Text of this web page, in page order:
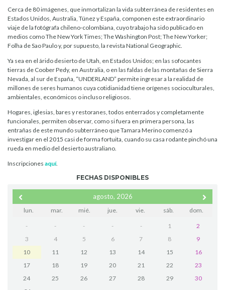
Cerca de 80 imágenes, que inmortalizan la vida subterránea de residentes en
Estados Unidos, Australia, Túnez y España, componen este extraordinario
viaje de la fotógrafa chileno-colombiana, cuyo trabajo ha sido publicado en
medios como The New York Times; The Washington Post; The New Yorker;
Folha de Sao Paulo y, por supuesto, la revista National Geographic.
Ya sea en el árido desierto de Utah, en Estados Unidos; en las sofocantes
tierras de Coober Pedy, en Australia, o en las faldas de las montañas de Sierra
Nevada, al sur de España, “UNDERLAND” permite ingresar a la realidad de
millones de seres humanos cuya cotidianidad tiene orígenes socioculturales,
ambientales, económicos o incluso religiosos.
Hogares, iglesias, bares y restoranes, todos enterrados y completamente
funcionales, permiten observar, como si fuera en primera persona, las
entrañas de este mundo subterráneo que Tamara Merino comenzó a
investigar en el 2015 casi de forma fortuita, cuando su casa rodante pinchó una
rueda en medio del desierto australiano.
Inscripciones aquí.
FECHAS DISPONIBLES
agosto, 2026
lun. mar. mié. jue. vie. sáb. dom.
- - - - - 1
2
3
4 5 6 7 8
9
10
11 12 13 14 15
16
17
18 19 20 21 22
23
24
25 26 27 28 29
30